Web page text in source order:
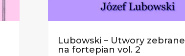
Lubowski – Utwory zebrane
na fortepian vol. 2